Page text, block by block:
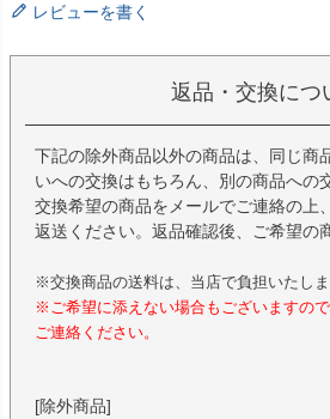
レビューを書く
返品・交換につ
下記の除外商品以外の商品は、同じ商
いへの交換はもちろん、別の商品への
交換希望の商品をメールでご連絡の上
返送ください。返品確認後、ご希望の
※交換商品の送料は、当店で負担いたしま
※ご希望に添えない場合もございますの
ご連絡ください。
[除外商品]